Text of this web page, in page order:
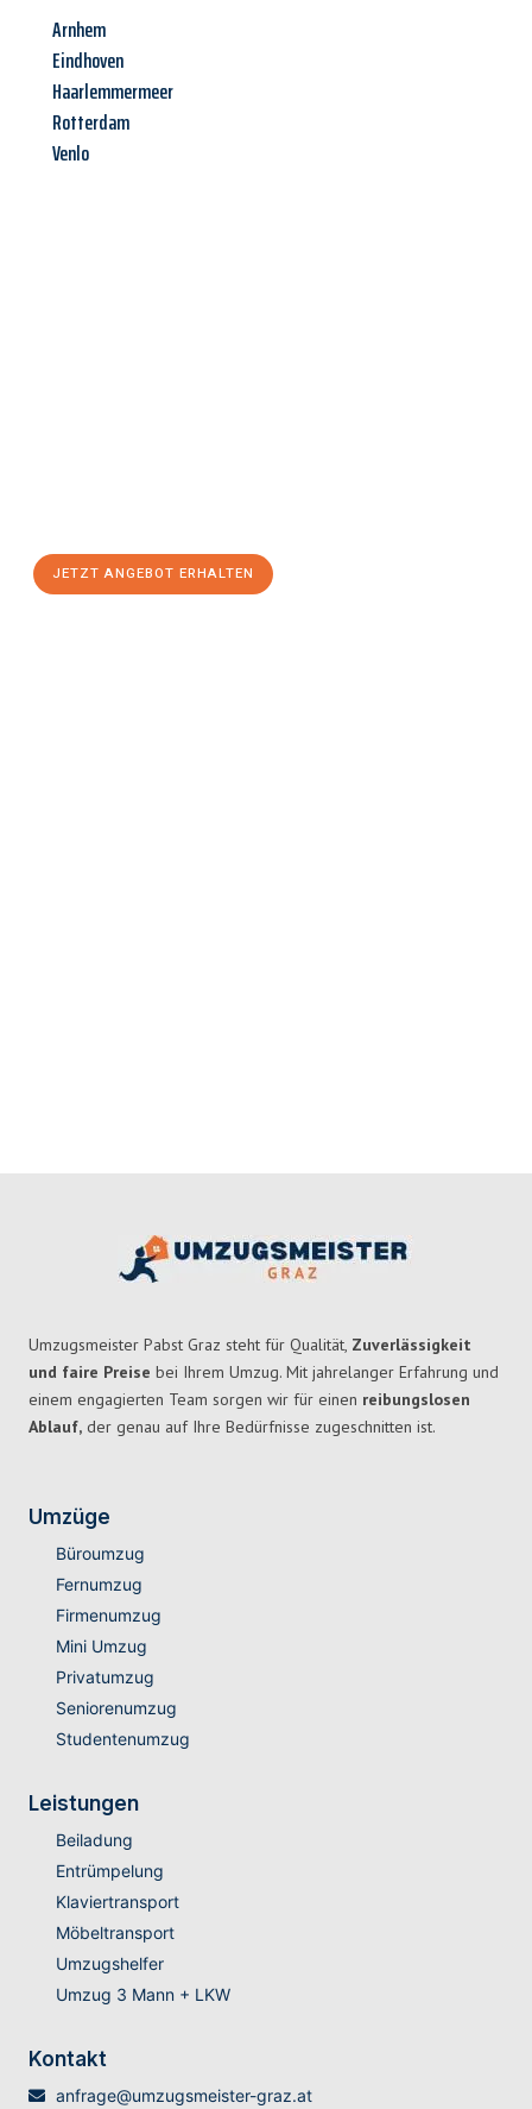
Arnhem
Eindhoven
Haarlemmermeer
Rotterdam
Venlo
JETZT ANGEBOT ERHALTEN
Umzugsmeister Pabst Graz steht für Qualität, Zuverlässigkeit
und faire Preise bei Ihrem Umzug. Mit jahrelanger Erfahrung und
einem engagierten Team sorgen wir für einen reibungslosen
Ablauf, der genau auf Ihre Bedürfnisse zugeschnitten ist.
Umzüge
Büroumzug
Fernumzug
Firmenumzug
Mini Umzug
Privatumzug
Seniorenumzug
Studentenumzug
Leistungen
Beiladung
Entrümpelung
Klaviertransport
Möbeltransport
Umzugshelfer
Umzug 3 Mann + LKW
Kontakt
anfrage@umzugsmeister-graz.at